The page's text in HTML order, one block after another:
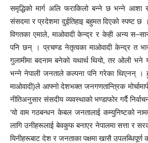
समृद्धिको मार्ग अलि फराकिलो बन्ने छ भन्ने आशा र
संसदमा र प्रदेशमा दुईतिहाइ बहुमत दिएको स्पष्ट
विगतका एमाले, माओवादी केन्द्र र केही अन्य
पनि छन् । प्रचण्ड नेतृत्वका माओवादी केन्द्र त
गुलामीमा बदनाम बनेको यथार्थ थियो, तर ओली
भन्ने नेपाली जनताले कल्पना पनि गरेका थिएनन् ।
माओवादी)ले आफ्नो देशभक्त जनगणतान्त्रिक
नीतिअनुसार संसदीय व्यवस्थाको भण्डाफोर गर्दै
‘यो वाम गठबन्धन केबल जनतालाई कम्युनिष्टको
लागि उनीहरूलाई बेवकुफ बनाएर नेपालमा सत्ता र
यिनीहरूबाट देश र जनताका पक्षमा खासै